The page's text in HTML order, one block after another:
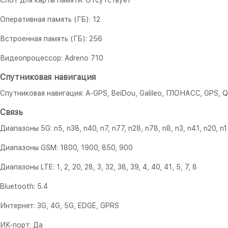
Оперативная память (ГБ): 12
Встроенная память (ГБ): 256
Видеопроцессор: Adreno 710
Спутниковая навигация
Спутниковая навигация: A-GPS, BeiDou, Galileo, ГЛОНАСС, GPS,
Связь
Диапазоны 5G: n5, n38, n40, n7, n77, n28, n78, n8, n3, n41, n20, n1
Диапазоны GSM: 1800, 1900, 850, 900
Диапазоны LTE: 1, 2, 20, 28, 3, 32, 38, 39, 4, 40, 41, 5, 7, 8
Bluetooth: 5.4
Интернет: 3G, 4G, 5G, EDGE, GPRS
ИК-порт: Да